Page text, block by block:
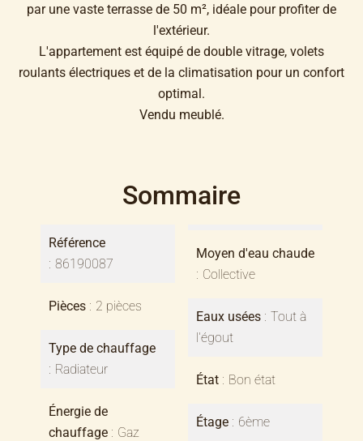
par une vaste terrasse de 50 m², idéale pour profiter de
l'extérieur.
L'appartement est équipé de double vitrage, volets
roulants électriques et de la climatisation pour un confort
optimal.
Vendu meublé.
Sommaire
Référence
86190087
Pièces 2 pièces
Type de chauffage
Radiateur
Énergie de
chauffage
Gaz
Moyen d'eau chaude
Collective
Eaux usées
Tout à
l'égout
État Bon état
Étage 6ème